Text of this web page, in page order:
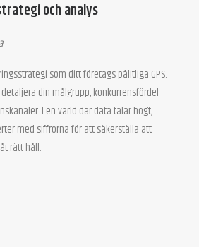
och analys
som ditt företags pålitliga GPS.
din målgrupp, konkurrensfördel
I en värld där data talar högt,
med siffrorna för att säkerställa att
rätt håll.